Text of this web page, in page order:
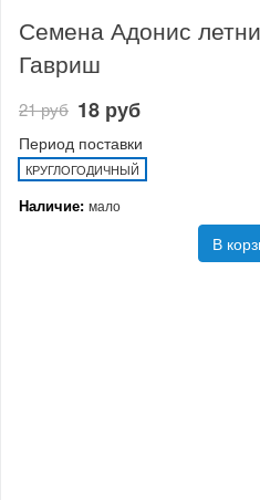
Семена Адонис
Гавриш
21 руб 18 руб
Период поставки
КРУГЛОГОДИЧНЫЙ
Наличие: мало
В